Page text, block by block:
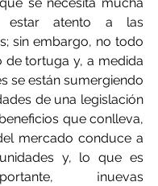
se necesita mucha
estar atento a las
sin embargo, no todo
de tortuga y, a medida
se están sumergiendo
de una legislación
que conlleva,
mercado conduce a
y, lo que es
¡nuevas